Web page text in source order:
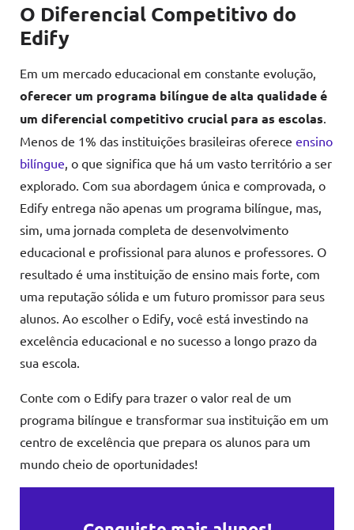
O Diferencial Competitivo do
Edify
Em um mercado educacional em constante evolução,
oferecer um programa bilíngue de alta qualidade é
um diferencial competitivo crucial para as escolas.
Menos de 1% das instituições brasileiras oferece ensino
bilíngue, o que significa que há um vasto território a ser
explorado. Com sua abordagem única e comprovada, o
Edify entrega não apenas um programa bilíngue, mas,
sim, uma jornada completa de desenvolvimento
educacional e profissional para alunos e professores. O
resultado é uma instituição de ensino mais forte, com
uma reputação sólida e um futuro promissor para seus
alunos. Ao escolher o Edify, você está investindo na
excelência educacional e no sucesso a longo prazo da
sua escola.
Conte com o Edify para trazer o valor real de um
programa bilíngue e transformar sua instituição em um
centro de excelência que prepara os alunos para um
mundo cheio de oportunidades!